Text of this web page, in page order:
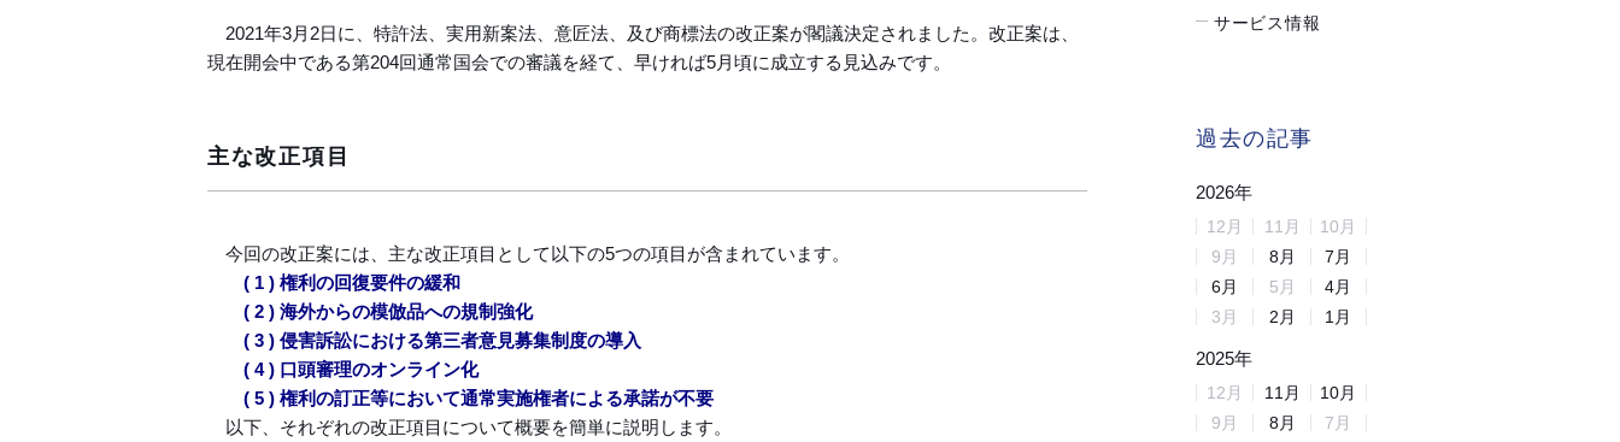
2021年3月2日に、特許法、実用新案法、意匠法、及び商標法の改正案が閣議決定されました。改正案は、
現在開会中である第204回通常国会での審議を経て、早ければ5月頃に成立する見込みです。
主な改正項目
今回の改正案には、主な改正項目として以下の5つの項目が含まれています。
( 1 ) 権利の回復要件の緩和
( 2 ) 海外からの模倣品への規制強化
( 3 ) 侵害訴訟における第三者意見募集制度の導入
( 4 ) 口頭審理のオンライン化
( 5 ) 権利の訂正等において通常実施権者による承諾が不要
以下、それぞれの改正項目について概要を簡単に説明します。
サービス情報
過去の記事
2026年
12 月 11 月 10 月
9 月 8 月 7 月
6月 5 月 4月
3 月 2 月 1 月
2025年
12 月 11 月 10月
9 月 8 月 7 月